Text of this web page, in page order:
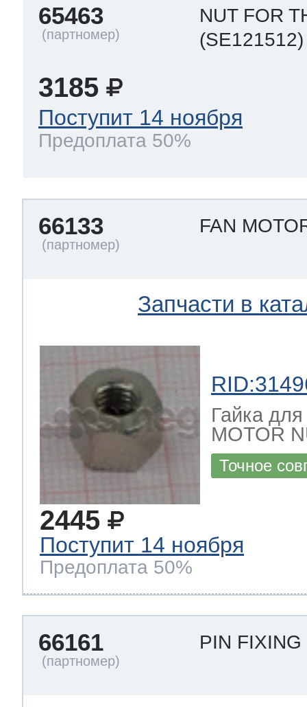
65463
NUT FOR
(SE121512)
3185
Поступит 14 ноября
Предоплата 50%
66133 FAN
Запчасти в
Гайка
MOTOR
Точное
2445
Поступит 14 ноября
Предоплата 50%
66161 PIN